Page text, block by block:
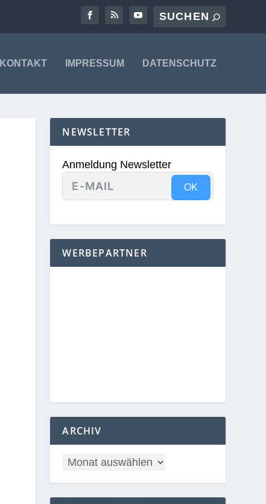
KONTAKT IMPRESSUM DATENSCHUTZ
NEWSLETTER
Anmeldung Newsletter
OK
WERBEPARTNER
ARCHIV